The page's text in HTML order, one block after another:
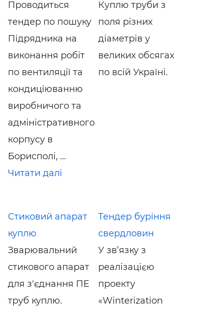
Проводиться
тендер по пошуку
Підрядника на
виконання робіт
по вентиляції та
кондиціюванню
виробничого та
адміністративного
корпусу в
Борисполі, ...
Читати далі
Куплю труби з
поля різних
діаметрів у
великих обсягах
по всій Україні.
Стиковий апарат
куплю
Зварювальний
стикового апарат
для з'єднання ПЕ
труб куплю.
Тендер буріння
свердловин
У зв’язку з
реалізацією
проекту
«Winterization